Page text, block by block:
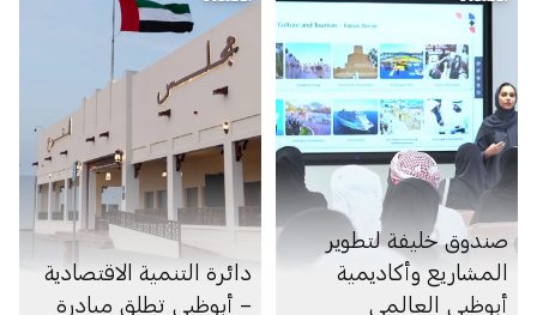
الأعمال المستقبليين
للطباعة ثلاثية الأبعاد
صندوق خليفة لتطوير
المشاريع وأكاديمية
أبوظبي العالمي
دائرة التنمية الاقتصادية
– أبوظبي تطلق مبادرة